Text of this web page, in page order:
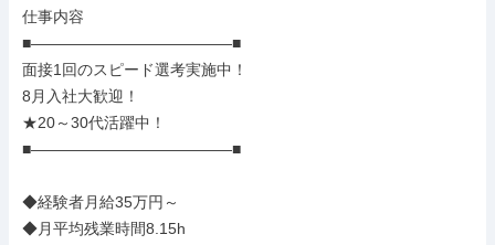
仕事内容
■―――――――――――――■
面接1回のスピード選考実施中！
8月入社大歓迎！
★20～30代活躍中！
■―――――――――――――■
◆経験者月給35万円～
◆月平均残業時間8.15h